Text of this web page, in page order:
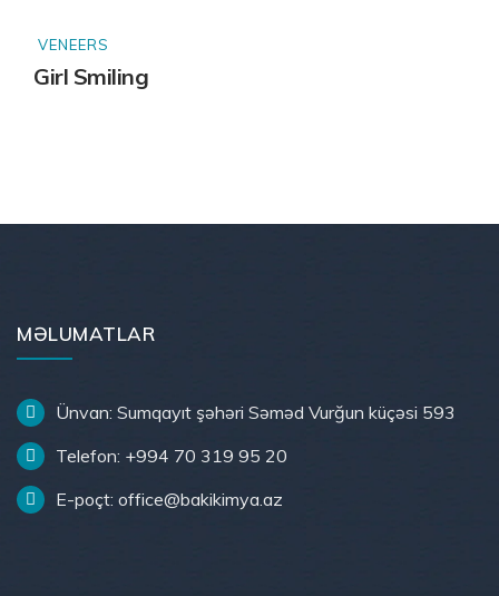
VENEERS
Girl Smiling
MƏLUMATLAR
Ünvan: Sumqayıt şəhəri Səməd Vurğun küçəsi 593
Telefon: +994 70 319 95 20
E-poçt: office@bakikimya.az